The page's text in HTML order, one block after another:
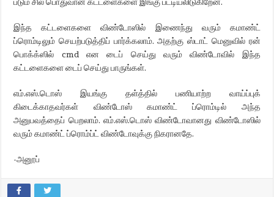
இந்த கட்டளைகளை விண்டோஸில் இணைந்து வரும் கமாண்ட்
ப்ரொம்டிலும் செயற்படுத்திப் பார்க்கலாம். அதற்கு ஸ்டாட் மெனுவில் ரன்
பொக்க்ஸில் cmd என டைப் செய்து வரும் விண்டோவில் இந்த
கட்டளைகளை டைப் செய்து பாருங்கள்.
எம்.எஸ்.டொஸ் இயங்கு தள்த்தில் பணியாற்ற வாய்ப்புக்
கிடைக்காதவர்கள் விண்டோஸ் கமாண்ட் ப்ரொம்டில் அந்த
அனுபவத்தைப் பெறலாம். எம்.எஸ்.டொஸ் விண்டோவானது விண்டோஸில்
வரும் கமாண்ட் ப்ரொம்ப்ட் விண்டோவுக்கு நிகரானதே.
-அனூப்